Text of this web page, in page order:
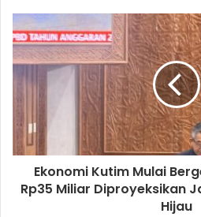
Ekonomi Kutim Mulai
Rp35 Miliar Diproyeksikan
Hijau